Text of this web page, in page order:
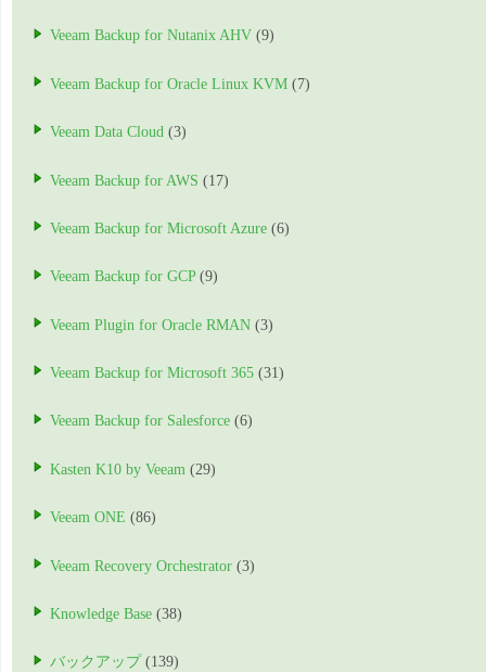
Veeam Backup for Nutanix AHV (9)
Veeam Backup for Oracle Linux KVM (7)
Veeam Data Cloud (3)
Veeam Backup for AWS (17)
Veeam Backup for Microsoft Azure (6)
Veeam Backup for GCP(9)
Veeam Plugin for Oracle RMAN (3)
Veeam Backup for Microsoft 365 (31)
Veeam Backup for Salesforce (6)
Kasten K10 by Veeam (29)
Veeam ONE (86)
Veeam Recovery Orchestrator (3)
Knowledge Base (38)
バックアップ (139)